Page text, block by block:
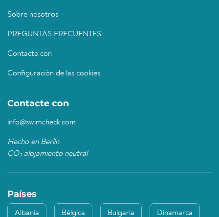
Sobre nosotros
PREGUNTAS FRECUENTES
Contacte con
Configuración de las cookies
Contacte con
info@swimcheck.com
Hecho en Berlín
CO2alojamiento neutral
Países
Albania Bélgica Bulgaria Dinamarca